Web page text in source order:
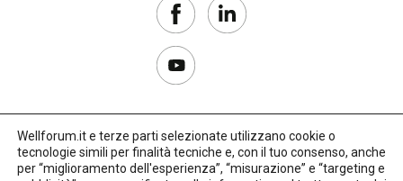
Copyright 2017–2026
Wellforum.it e terze parti selezionate utilizzano cookie o
tecnologie simili per finalità tecniche e, con il tuo consenso, anche
per “miglioramento dell'esperienza”, “misurazione” e “targeting e